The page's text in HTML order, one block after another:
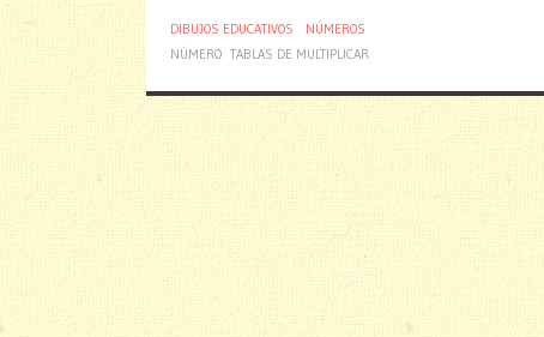
DIBUJOS EDUCATIVOS
NÚMEROS
NÚMERO TABLAS DE MULTIPLICAR